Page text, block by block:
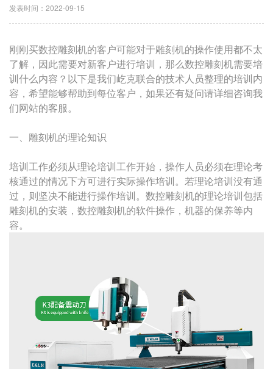
发表时间：2022-09-15
刚刚买数控雕刻机的客户可能对于雕刻机的操作使用都不太
了解，因此需要对新客户进行培训，那么数控雕刻机需要培
训什么内容？以下是我们屹克联合的技术人员整理的培训内
容，希望能够帮助到每位客户，如果还有疑问请详细咨询我
们网站的客服。
一、雕刻机的理论知识
培训工作必须从理论培训工作开始，操作人员必须在理论考
核通过的情况下方可进行实际操作培训。若理论培训没有通
过，则坚决不能进行操作培训。数控雕刻机的理论培训包括
雕刻机的安装，数控雕刻机的软件操作，机器的保养等内
容。